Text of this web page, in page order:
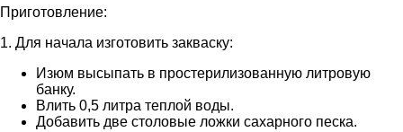
Приготовление:
1. Для начала изготовить закваску:
Изюм высыпать в простерилизованную литровую
банку.
Влить 0,5 литра теплой воды.
Добавить две столовые ложки сахарного песка.